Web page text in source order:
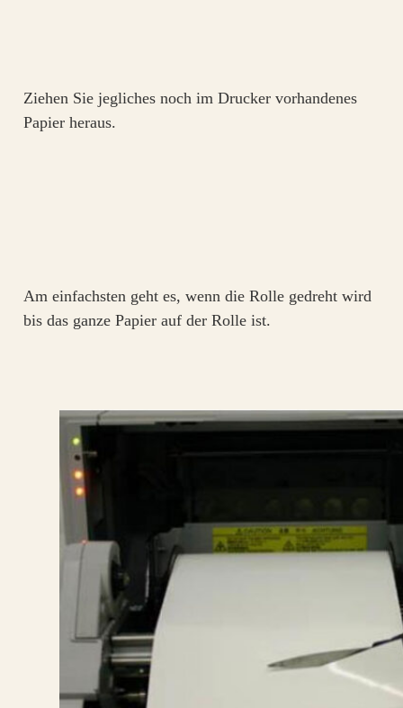
Ziehen Sie jegliches noch im Drucker vorhandenes
Papier heraus.
Am einfachsten geht es, wenn die Rolle gedreht wird
bis das ganze Papier auf der Rolle ist.